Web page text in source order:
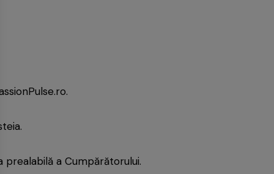
a Cumpărătorului.